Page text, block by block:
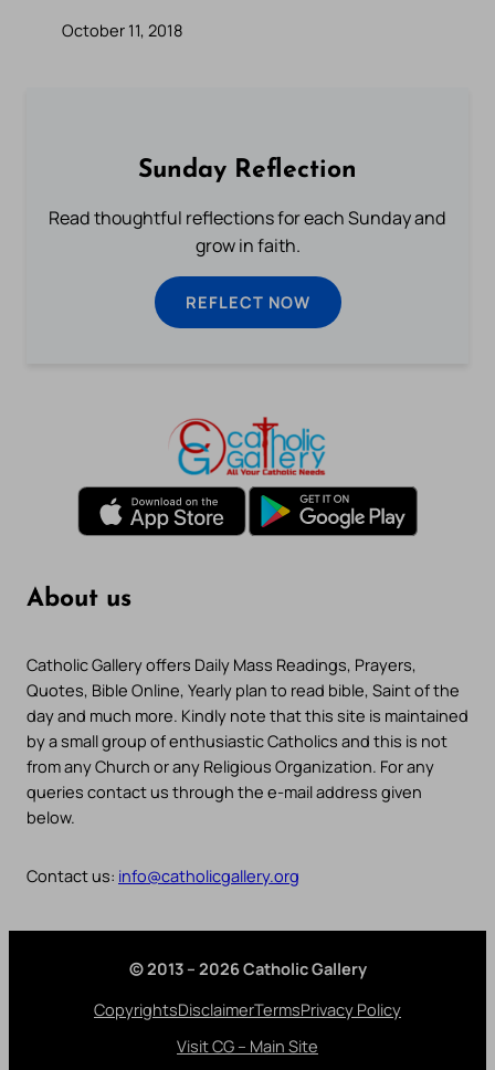
October 11, 2018
Sunday Reflection
Read thoughtful reflections for each Sunday and
grow in faith.
REFLECT NOW
About us
Catholic Gallery offers Daily Mass Readings, Prayers,
Quotes, Bible Online, Yearly plan to read bible, Saint of the
day and much more. Kindly note that this site is maintained
by a small group of enthusiastic Catholics and this is not
from any Church or any Religious Organization. For any
queries contact us through the e-mail address given
below.
Contact us: info@catholicgallery.org
© 2013 – 2026 Catholic Gallery
CopyrightsDisclaimerTermsPrivacy Policy
Visit CG – Main Site